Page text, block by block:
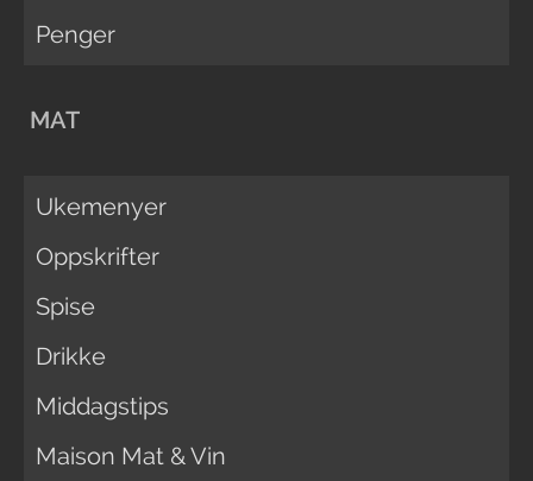
Penger
MAT
Ukemenyer
Oppskrifter
Spise
Drikke
Middagstips
Maison Mat & Vin